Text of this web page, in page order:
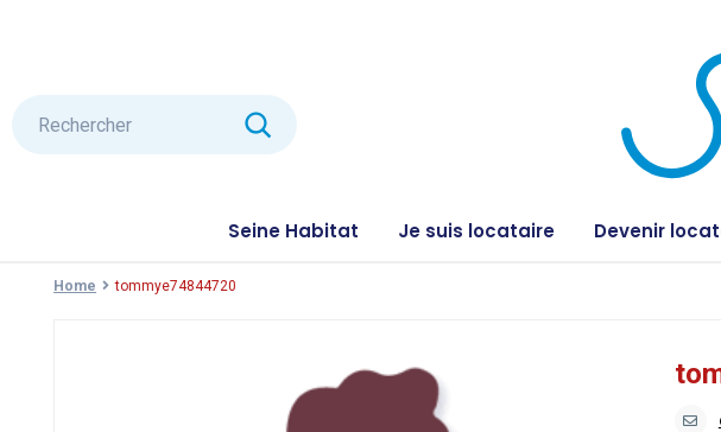
Seine Habitat Je suis locataire Devenir
Home tommye74844720